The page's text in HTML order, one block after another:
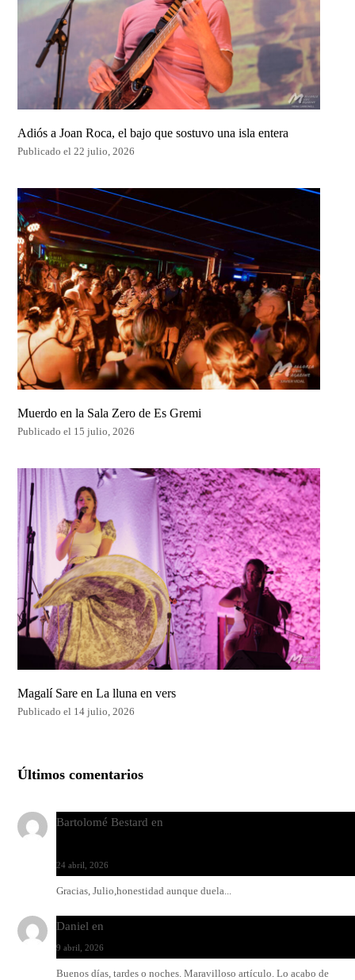
Adiós a Joan Roca, el bajo que sostuvo una isla entera
Publicado el 22 julio, 2026
Muerdo en la Sala Zero de Es Gremi
Publicado el 15 julio, 2026
Magalí Sare en La lluna en vers
Publicado el 14 julio, 2026
Últimos comentarios
Bartolomé Bestard en
24 abril, 2026
Gracias, Julio,honestidad aunque duela...
Daniel en
9 abril, 2026
Buenos días, tardes o noches. Maravilloso artículo. Lo acabo de